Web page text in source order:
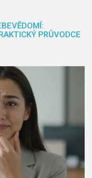
PRŮVODCE